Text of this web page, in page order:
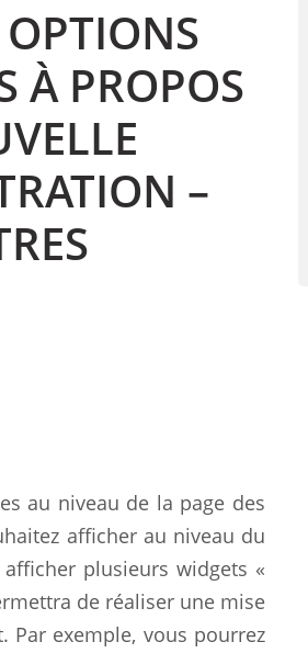
À PROPOS
–
au niveau de la page des
afficher au niveau du
plusieurs widgets «
de réaliser une mise
Par exemple, vous pourrez